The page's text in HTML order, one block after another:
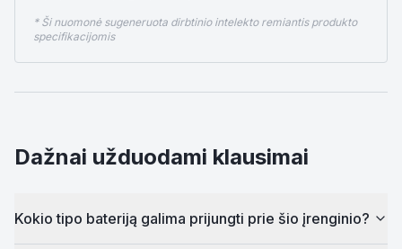
* Ši nuomonė sugeneruota dirbtinio intelekto remiantis produkto
specifikacijomis
Dažnai užduodami klausimai
Kokio tipo bateriją galima prijungti prie šio įrenginio?